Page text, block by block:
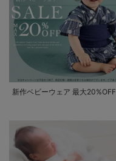
新作ベビーウェア 最大20%OFF